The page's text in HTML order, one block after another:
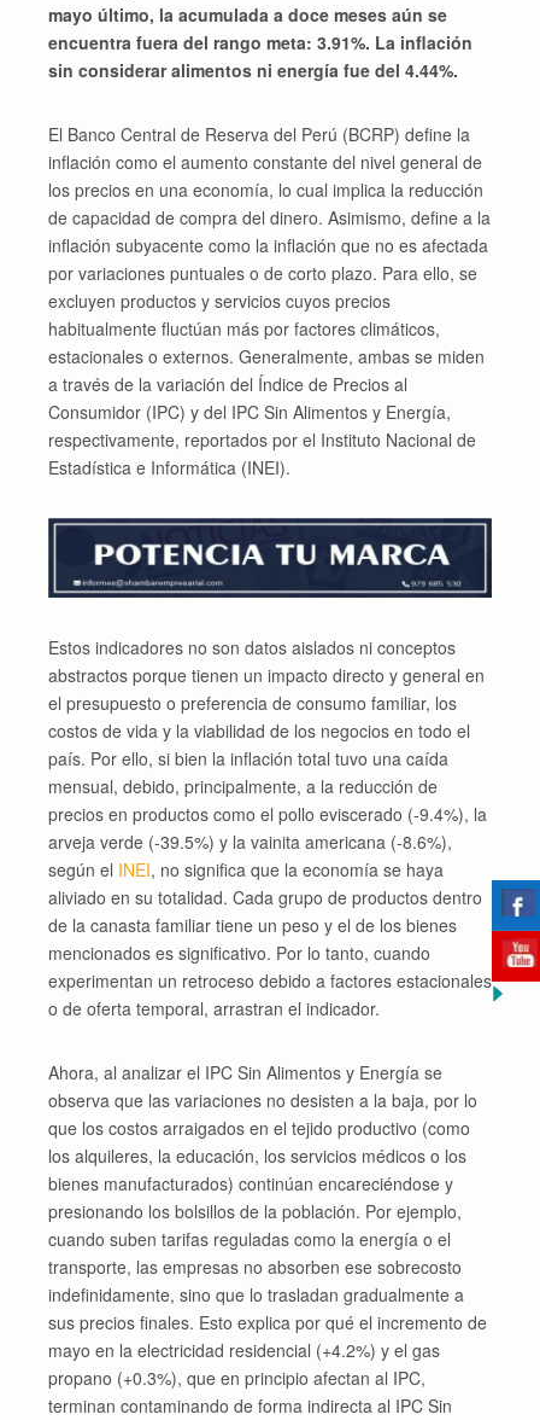
mayo último, la acumulada a doce meses aún se
encuentra fuera del rango meta: 3.91%. La inflación
sin considerar alimentos ni energía fue del 4.44%.
El Banco Central de Reserva del Perú (BCRP) define la
inflación como el aumento constante del nivel general de
los precios en una economía, lo cual implica la reducción
de capacidad de compra del dinero. Asimismo, define a la
inflación subyacente como la inflación que no es afectada
por variaciones puntuales o de corto plazo. Para ello, se
excluyen productos y servicios cuyos precios
habitualmente fluctúan más por factores climáticos,
estacionales o externos. Generalmente, ambas se miden
a través de la variación del Índice de Precios al
Consumidor (IPC) y del IPC Sin Alimentos y Energía,
respectivamente, reportados por el Instituto Nacional de
Estadística e Informática (INEI).
Estos indicadores no son datos aislados ni conceptos
abstractos porque tienen un impacto directo y general en
el presupuesto o preferencia de consumo familiar, los
costos de vida y la viabilidad de los negocios en todo el
país. Por ello, si bien la inflación total tuvo una caída
mensual, debido, principalmente, a la reducción de
precios en productos como el pollo eviscerado (-9.4%), la
arveja verde (-39.5%) y la vainita americana (-8.6%),
según el INEI, no significa que la economía se haya
aliviado en su totalidad. Cada grupo de productos dentro
de la canasta familiar tiene un peso y el de los bienes
mencionados es significativo. Por lo tanto, cuando
experimentan un retroceso debido a factores estacionales
o de oferta temporal, arrastran el indicador.
Ahora, al analizar el IPC Sin Alimentos y Energía se
observa que las variaciones no desisten a la baja, por lo
que los costos arraigados en el tejido productivo (como
los alquileres, la educación, los servicios médicos o los
bienes manufacturados) continúan encareciéndose y
presionando los bolsillos de la población. Por ejemplo,
cuando suben tarifas reguladas como la energía o el
transporte, las empresas no absorben ese sobrecosto
indefinidamente, sino que lo trasladan gradualmente a
sus precios finales. Esto explica por qué el incremento de
mayo en la electricidad residencial (+4.2%) y el gas
propano (+0.3%), que en principio afectan al IPC,
terminan contaminando de forma indirecta al IPC Sin